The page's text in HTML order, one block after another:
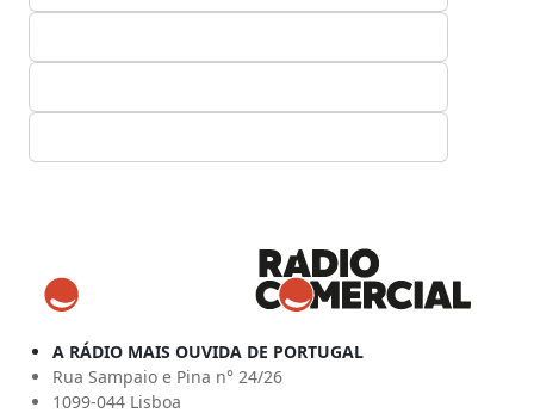
A RÁDIO MAIS OUVIDA DE PORTUGAL
Rua Sampaio e Pina n° 24/26
1099-044 Lisboa